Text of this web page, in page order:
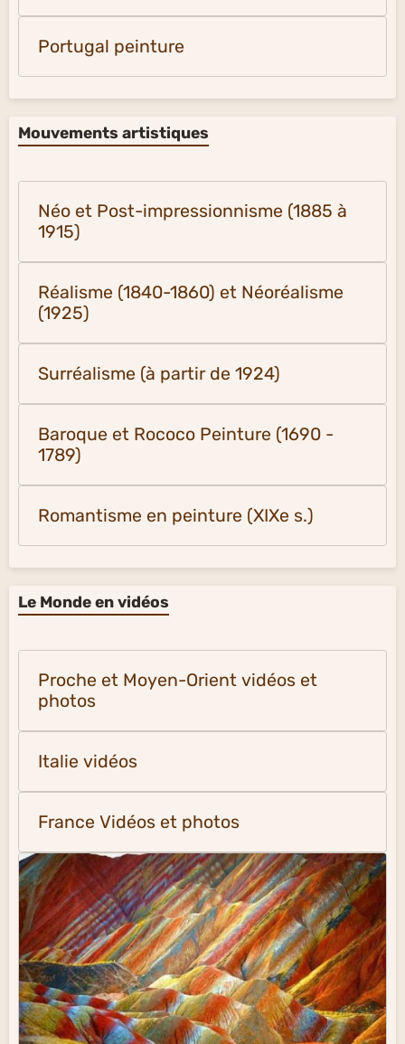
Portugal peinture
Mouvements artistiques
Néo et Post-impressionnisme (1885 à
1915)
Réalisme (1840-1860) et Néoréalisme
(1925)
Surréalisme (à partir de 1924)
Baroque et Rococo Peinture (1690 -
1789)
Romantisme en peinture (XIXe s.)
Le Monde en vidéos
Proche et Moyen-Orient vidéos et
photos
Italie vidéos
France Vidéos et photos